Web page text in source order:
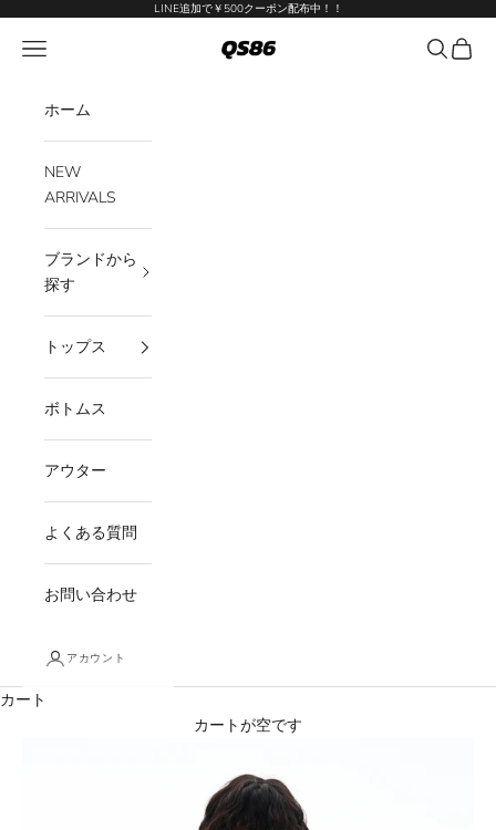
LINE追加で￥500クーポン配布中！！
QS86
メニューを開く 検索を開
カー
ホーム
NEW
ARRIVALS
ブランドから
探す
トップス
ボトムス
アウター
よくある質問
お問い合わせ
アカウント
カート
カートが空です